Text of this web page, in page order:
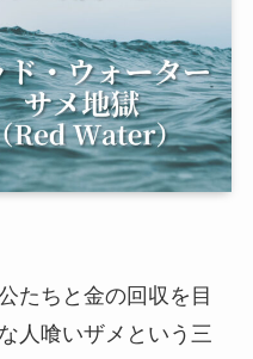
たちと金の回収を目
人喰いザメという三